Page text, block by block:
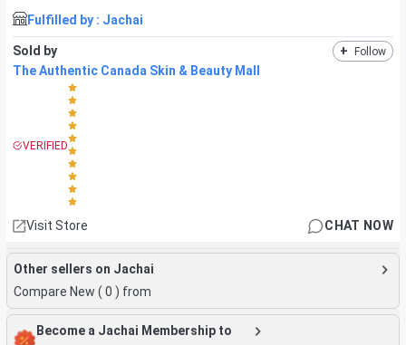
Fulfilled by : Jachai
Sold by + Follow
The Authentic Canada Skin & Beauty Mall
VERIFIED
Visit Store CHAT NOW
Other sellers on Jachai
Compare New ( 0 ) from
Become a Jachai Membership to